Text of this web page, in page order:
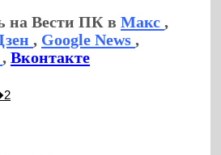
на Вести ПК вМакс,
, Google News,
,Вконтакте